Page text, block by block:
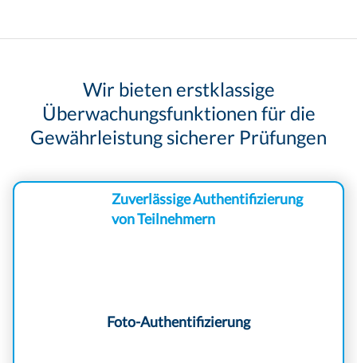
Wir bieten erstklassige
Überwachungsfunktionen für die
Gewährleistung sicherer Prüfungen
Zuverlässige Authentifizierung
von Teilnehmern
Foto-Authentifizierung